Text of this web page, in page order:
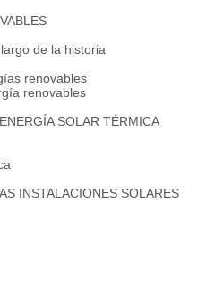
de la historia
renovables
renovables
SOLAR TÉRMICA
INSTALACIONES SOLARES